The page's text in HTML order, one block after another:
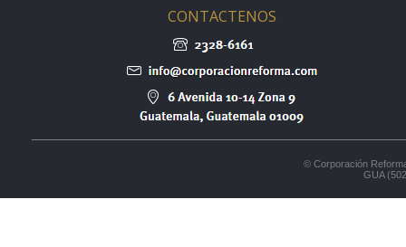
CONTACTENOS
© Corporación
GUA